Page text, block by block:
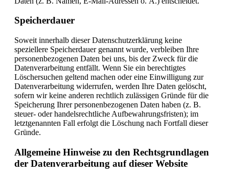
Speicherdauer
Soweit innerhalb dieser Datenschutzerklärung keine
speziellere Speicherdauer genannt wurde, verbleiben Ihre
personenbezogenen Daten bei uns, bis der Zweck für die
Datenverarbeitung entfällt. Wenn Sie ein berechtigtes
Löschersuchen geltend machen oder eine Einwilligung zur
Datenverarbeitung widerrufen, werden Ihre Daten gelöscht,
sofern wir keine anderen rechtlich zulässigen Gründe für die
Speicherung Ihrer personenbezogenen Daten haben (z. B.
steuer- oder handelsrechtliche Aufbewahrungsfristen); im
letztgenannten Fall erfolgt die Löschung nach Fortfall dieser
Gründe.
Allgemeine Hinweise zu den Rechtsgrundlagen
der Datenverarbeitung auf dieser Website